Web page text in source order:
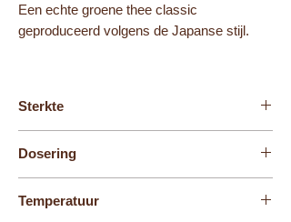
Een echte groene thee classic
geproduceerd volgens de Japanse stijl.
Sterkte
Dosering
Temperatuur